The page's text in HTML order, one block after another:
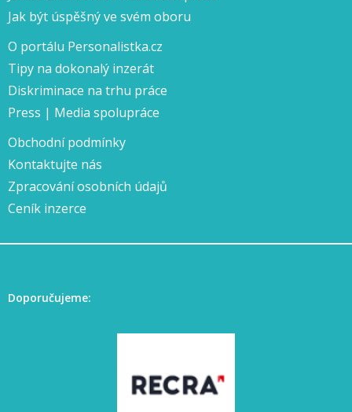
Jak být úspěšný ve svém oboru
O portálu Personalistka.cz
Tipy na dokonalý inzerát
Diskriminace na trhu práce
Press | Media spolupráce
Obchodní podmínky
Kontaktujte nás
Zpracování osobních údajů
Ceník inzerce
Doporučujeme: